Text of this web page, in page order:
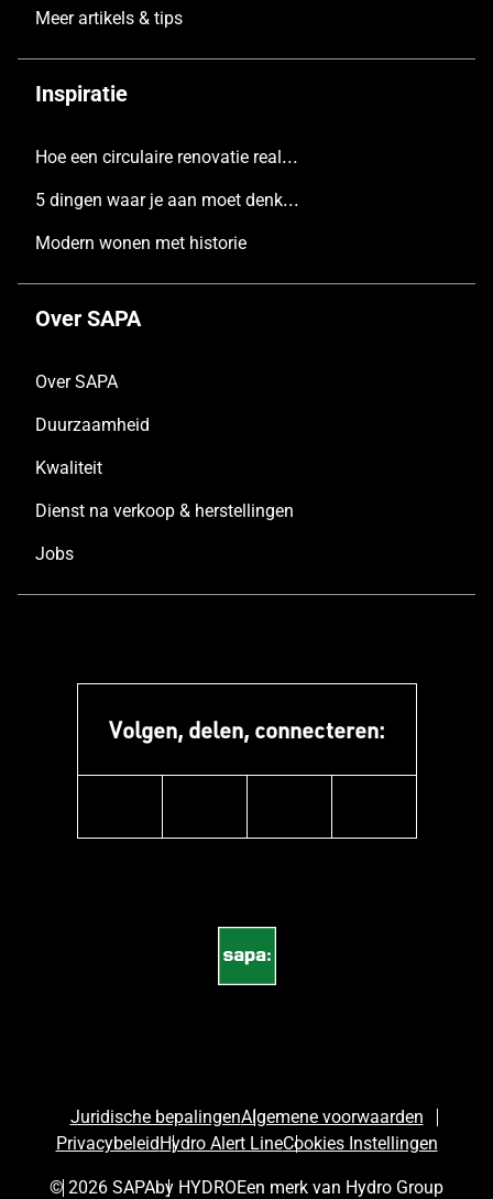
Meer artikels & tips
Inspiratie
Hoe een circulaire renovatie realiseren
5 dingen waar je aan moet denken voordat je een nieuw huis bouwt
Modern wonen met historie
Over SAPA
Over SAPA
Duurzaamheid
Kwaliteit
Dienst na verkoop & herstellingen
Jobs
Volgen, delen, connecteren:
Juridische bepalingenAlgemene voorwaarden
PrivacybeleidHydro Alert LineCookies Instellingen
© 2026 SAPAby HYDROEen merk van Hydro Group